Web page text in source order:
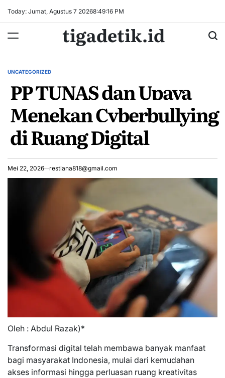
Today: Jumat, Agustus 7 20268:49:16 PM
tigadetik.id
POSTED
UNCATEGORIZED
PP TUNAS dan Upaya
Menekan Cyberbullying
di Ruang Digital
Mei 22, 2026 restiana818@gmail.com
Oleh : Abdul Razak)*
Transformasi digital telah membawa banyak manfaat
bagi masyarakat Indonesia, mulai dari kemudahan
akses informasi hingga perluasan ruang kreativitas